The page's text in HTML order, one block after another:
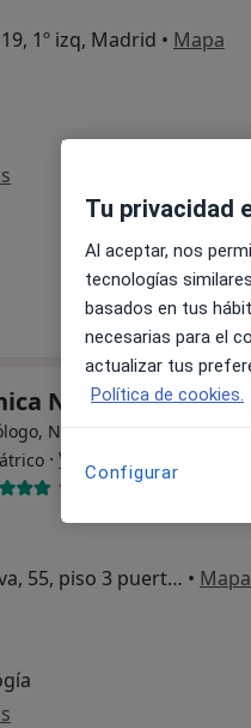
1º izq, Madrid • Mapa
Nea
Neurólogo, Neurólogo
· Ver más
1603 opiniones
Calle de Hilarión Eslava, 55, piso 3 puerta 1 o piso 9 puerta 3, Madrid • Mapa
Tu privacidad
Al aceptar, nos
tecnologías
basados en tus
necesarias para el
actualizar tus
Política de cookies.
Configurar